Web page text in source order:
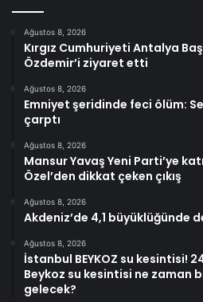
Ağustos 8, 2026
Kırgız Cumhuriyeti Antalya
Özdemir’i ziyaret etti
Ağustos 8, 2026
Emniyet şeridinde feci ölüm:
çarptı
Ağustos 8, 2026
Mansur Yavaş Yeni Parti’ye
Özel’den dikkat çeken çıkış
Ağustos 8, 2026
Akdeniz’de 4,1 büyüklüğünde
Ağustos 8, 2026
İstanbul BEYKOZ su kesintisi!
Beykoz su kesintisi ne zaman
gelecek?